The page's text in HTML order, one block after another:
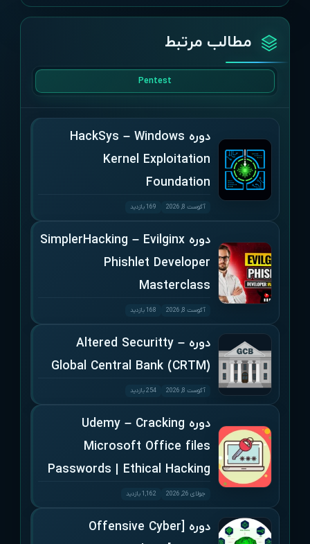
مطالب مرتبط
Pentest
دوره HackSys – Windows
Kernel Exploitation
Foundation
آگوست 8, 2026 169 بازدید
دوره SimplerHacking – Evilginx
Phishlet Developer
Masterclass
آگوست 8, 2026 168 بازدید
دوره Altered Securitty –
Global Central Bank (CRTM)
آگوست 8, 2026 254 بازدید
دوره Udemy – Cracking
Microsoft Office files
Passwords | Ethical Hacking
جولای 26, 2026 1,162 بازدید
دوره [Offensive Cyber